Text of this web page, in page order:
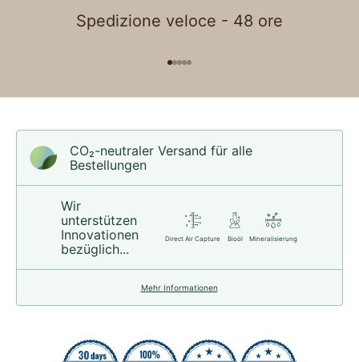
Spedizione veloce - 48 ore
CO₂-neu­t­raler Versand für alle
Bestellungen
Wir
unterstützen
Innovationen
bezüglich...
Direct Air Capture Bioöl Mineralisierung
Mehr Informationen